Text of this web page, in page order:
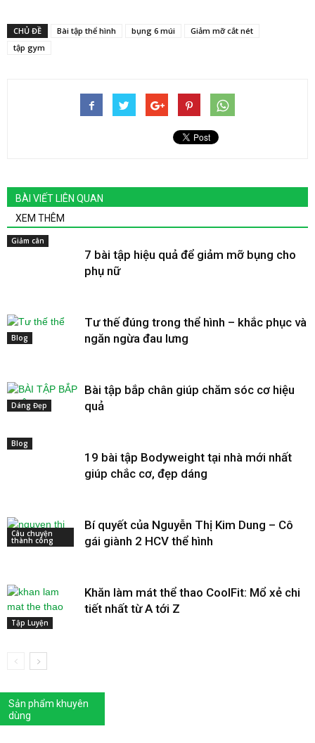
CHỦ ĐỀ Bài tập thể hình bụng 6 múi
Giảm mỡ cắt nét
tập gym
BÀI VIẾT LIÊN QUAN
XEM THÊM
Giảm cân
7 bài tập hiệu quả để giảm mỡ bụng cho
phụ nữ
Blog
Tư thế đúng trong thể hình – khắc phục và
ngăn ngừa đau lưng
Dáng Đẹp
Bài tập bắp chân giúp chăm sóc cơ hiệu
quả
Blog
19 bài tập Bodyweight tại nhà mới nhất
giúp chắc cơ, đẹp dáng
Câu chuyện
thành công
Bí quyết của Nguyễn Thị Kim Dung – Cô
gái giành 2 HCV thể hình
Tập Luyện
Khăn làm mát thể thao CoolFit: Mổ xẻ chi
tiết nhất từ A tới Z
Sản phẩm khuyên
dùng